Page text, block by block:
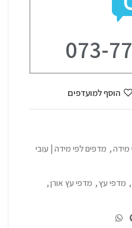
073-
הוסף למועדפים
מידה, מדפים לפי מידה | עובי
, מדפי עץ, מדפי עץ אורן,